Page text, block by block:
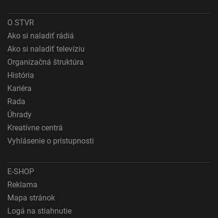
Použiť profily na výber prispôsobeného obsahu
Meranie výkonnosti reklamy
Meranie výkonnosti obsahu
Pochopiť cieľové skupiny na základe štatistík
alebo spájania údajov z rôznych zdrojov
Vývoj a zlepšovanie služieb
Použitie obmedzených údajov na výber obsahu
Špeciálne funkcie IAB:
Identifikácia zariadení na základe aktívne
vyžiadaných informácií
Účely spracovania, ktoré nie sú v kompetencii IAB:
O STVR
Ako si naladiť rádiá
Ako si naladiť televíziu
Organizačná štruktúra
História
Kariéra
Rada
Úhrady
Kreatívne centrá
Vyhlásenie o prístupnosti
E-SHOP
Reklama
Mapa stránok
Logá na stiahnutie